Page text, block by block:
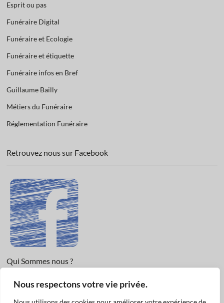
Nous respectons votre vie privée.
Esprit ou pas
Funéraire Digital
Funéraire et Ecologie
Funéraire et étiquette
Funéraire infos en Bref
Guillaume Bailly
Métiers du Funéraire
Réglementation Funéraire
Retrouvez nous sur Facebook
Qui Sommes nous ?
Informations légales et Protection des données.